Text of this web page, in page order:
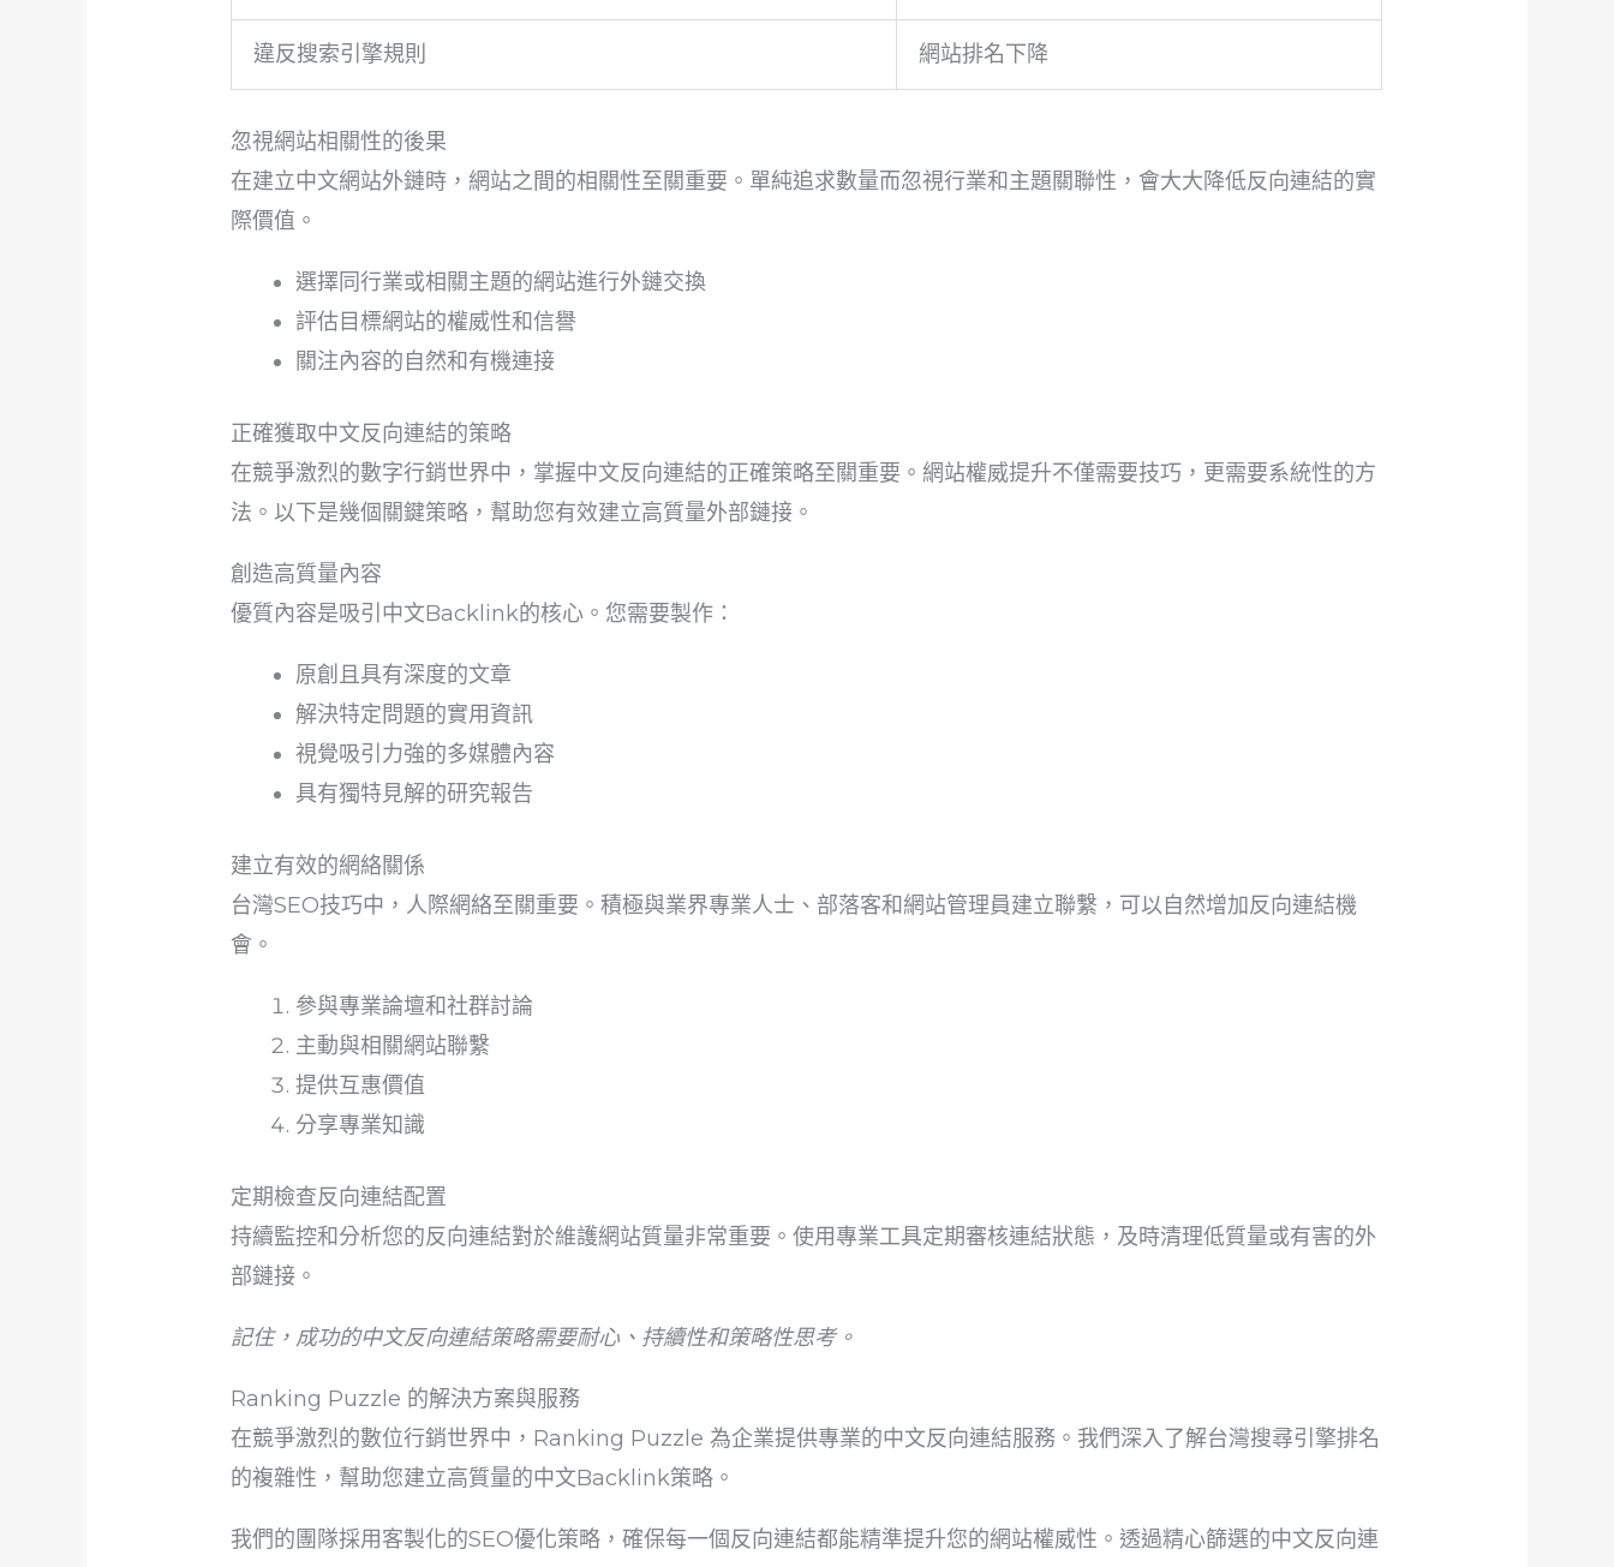
違反搜索引擎規則 網站排名下降
忽視網站相關性的後果
在建立中文網站外鏈時，網站之間的相關性至關重要。單純追求數量而忽視行業和主題關聯性，會大大降低反向連結的實
際價值。
選擇同行業或相關主題的網站進行外鏈交換
評估目標網站的權威性和信譽
關注內容的自然和有機連接
正確獲取中文反向連結的策略
在競爭激烈的數字行銷世界中，掌握中文反向連結的正確策略至關重要。網站權威提升不僅需要技巧，更需要系統性的方
法。以下是幾個關鍵策略，幫助您有效建立高質量外部鏈接。
創造高質量內容
優質內容是吸引中文Backlink的核心。您需要製作：
原創且具有深度的文章
解決特定問題的實用資訊
視覺吸引力強的多媒體內容
具有獨特見解的研究報告
建立有效的網絡關係
台灣SEO技巧中，人際網絡至關重要。積極與業界專業人士、部落客和網站管理員建立聯繫，可以自然增加反向連結機
會。
參與專業論壇和社群討論
主動與相關網站聯繫
提供互惠價值
分享專業知識
定期檢查反向連結配置
持續監控和分析您的反向連結對於維護網站質量非常重要。使用專業工具定期審核連結狀態，及時清理低質量或有害的外
部鏈接。
記住，成功的中文反向連結策略需要耐心、持續性和策略性思考。
Ranking Puzzle 的解決方案與服務
在競爭激烈的數位行銷世界中，Ranking Puzzle 為企業提供專業的中文反向連結服務。我們深入了解台灣搜尋引擎排名
的複雜性，幫助您建立高質量的中文Backlink策略。
我們的團隊採用客製化的SEO優化策略，確保每一個反向連結都能精準提升您的網站權威性。透過精心篩選的中文反向連